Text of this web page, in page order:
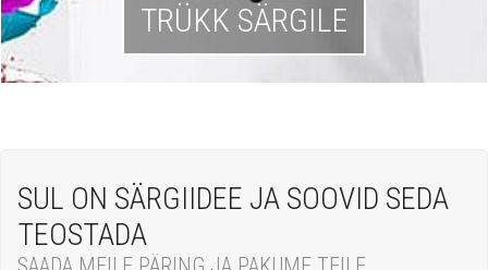
TRÜKK SÄRGILE
SUL ON SÄRGIIDEE JA SOOVID SEDA
TEOSTADA